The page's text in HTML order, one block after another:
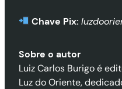
Chave Pix:
Sobre o autor
Luiz Carlos Burigo é
Luz do Oriente,